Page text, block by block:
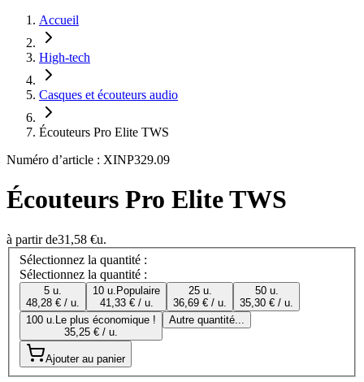
Accueil
High-tech
Casques et écouteurs audio
Écouteurs Pro Elite TWS
Numéro d’article : XINP329.09
Écouteurs Pro Elite TWS
à partir de31,58 €u.
Sélectionnez la quantité :
Sélectionnez la quantité :
5 u.
48,28 € / u.
10 u. Populaire
41,33 € / u.
25 u.
36,69 € / u.
50 u.
35,30 € / u.
100 u. Le plus économique !
35,25 € / u.
Autre quantité...
Ajouter au panier